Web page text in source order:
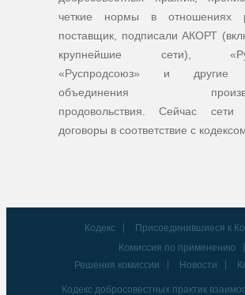
четкие нормы в отношениях
поставщик, подписали АКОРТ
крупнейшие сети),
«Руспродсоюз» и другие
объединения
продовольствия. Сейчас сети
договоры в соответствие с
Кодекс
Присоединившиеся к
Комиссия по применению
Решения комиссии
Новости
Кодекс добросовестных практик